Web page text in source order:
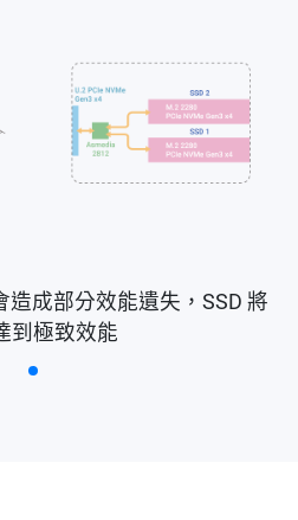
成部分效能遺失，SSD 將
到極致效能